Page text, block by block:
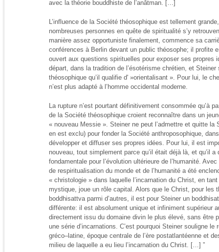
avec la théorie bouddhiste de l’anâtman. […]
L’influence de la Société théosophique est tellement
nombreuses personnes en quête de spiritualité s’y
manière assez opportuniste finalement, commence sa
conférences à Berlin devant un public théosophe; il profite
ouvert aux questions spirituelles pour exposer ses propres
départ, dans la tradition de l’ésotérisme chrétien, et Steiner
théosophique qu’il qualifie d' »orientalisant ». Pour lui, le
n’est plus adapté à l’homme occidental moderne.
La rupture n’est pourtant définitivement consommée qu’à
de la Société théosophique croient reconnaître dans un
« nouveau Messie ». Steiner ne peut l’admettre et quitte la
en est exclu) pour fonder la Société anthroposophique,
développer et diffuser ses propres idées. Pour lui, il est
nouveau, tout simplement parce qu’il était déjà là, et qu’il a
fondamentale pour l’évolution ultérieure de l’humanité.
de respiritualisation du monde et de l’humanité a été
« christologie » dans laquelle l’incarnation du Christ, en
mystique, joue un rôle capital. Alors que le Christ, pour les
boddhisattva parmi d’autres, il est pour Steiner un
différente: il est absolument unique et infiniment supérieur
directement issu du domaine divin le plus élevé, sans être
une série d’incarnations. C’est pourquoi Steiner souligne le
gréco–latine, époque centrale de l’ère postatlantéenne et
milieu de laquelle a eu lieu l’incarnation du Christ. […] ”